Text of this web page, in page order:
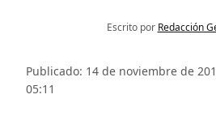
Escrito por Redacción
Publicado: 14 de noviembre de
05:11